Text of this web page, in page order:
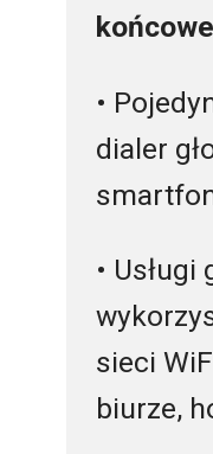
•
dialer
• Usługi
sieci
biurze,